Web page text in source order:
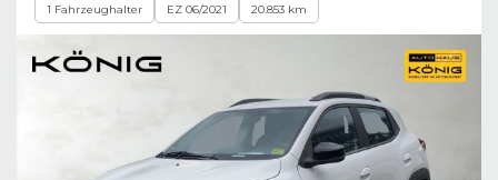
1 Fahrzeughalter EZ 06/2021 20.853 km